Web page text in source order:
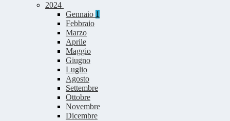
2024
Gennaio 1
Febbraio
Marzo
Aprile
Maggio
Giugno
Luglio
Agosto
Settembre
Ottobre
Novembre
Dicembre